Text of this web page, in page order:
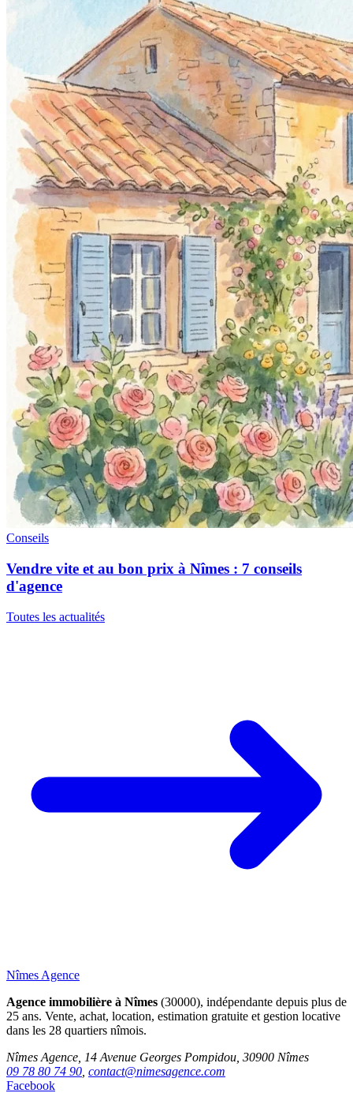
Conseils
Vendre vite et au bon prix à Nîmes : 7 conseils
d'agence
Toutes les actualités
Nîmes Agence
Agence immobilière à Nîmes (30000), indépendante depuis plus de
25 ans. Vente, achat, location, estimation gratuite et gestion locative
dans les 28 quartiers nîmois.
Nîmes Agence, 14 Avenue Georges Pompidou, 30900 Nîmes
09 78 80 74 90 contact@nimesagence.com
Facebook